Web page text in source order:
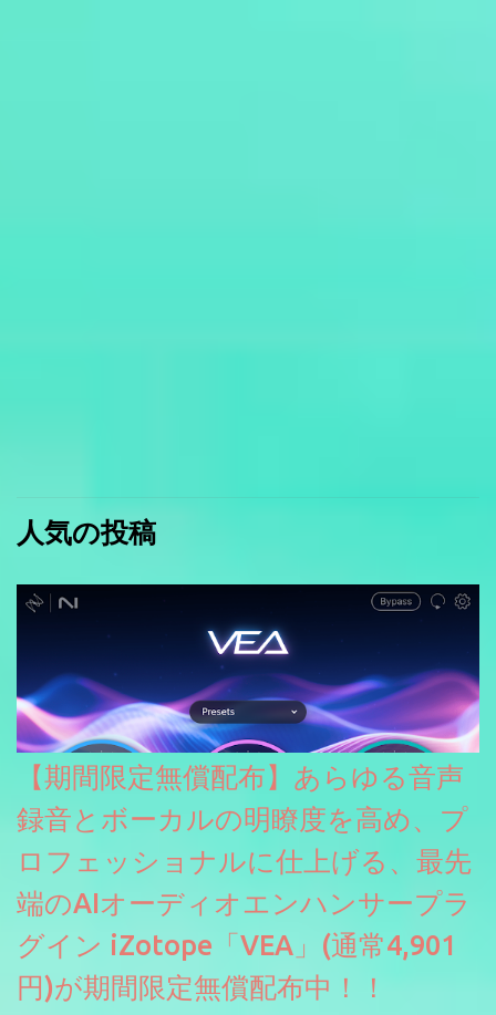
人気の投稿
【期間限定無償配布】あらゆる音声
録音とボーカルの明瞭度を高め、プ
ロフェッショナルに仕上げる、最先
端のAIオーディオエンハンサープラ
グイン iZotope「VEA」(通常4,901
円)が期間限定無償配布中！！